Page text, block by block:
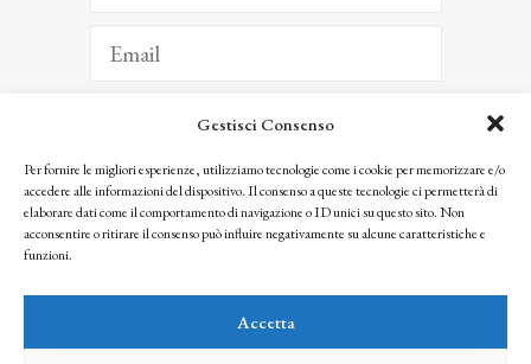
Gestisci Consenso
Per fornire le migliori esperienze, utilizziamo tecnologie come i cookie per memorizzare e/o
accedere alle informazioni del dispositivo. Il consenso a queste tecnologie ci permetterà di
elaborare dati come il comportamento di navigazione o ID unici su questo sito. Non
acconsentire o ritirare il consenso può influire negativamente su alcune caratteristiche e
funzioni.
Accetta
ISCRIVITI
Facendo clic per iscriverti, riconosci che le tue informazioni saranno trattate
seguendo la nostra Privacy Policy
© 2025 Istituto Matteucci. All right reserved
l’autorizzazione scritta dei proprietari dei diritti e dell’Istituto Matteucci